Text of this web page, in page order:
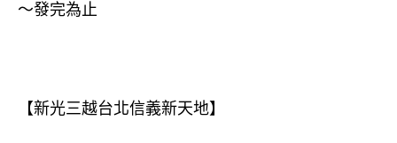
～發完為止
【新光三越台北信義新天地】